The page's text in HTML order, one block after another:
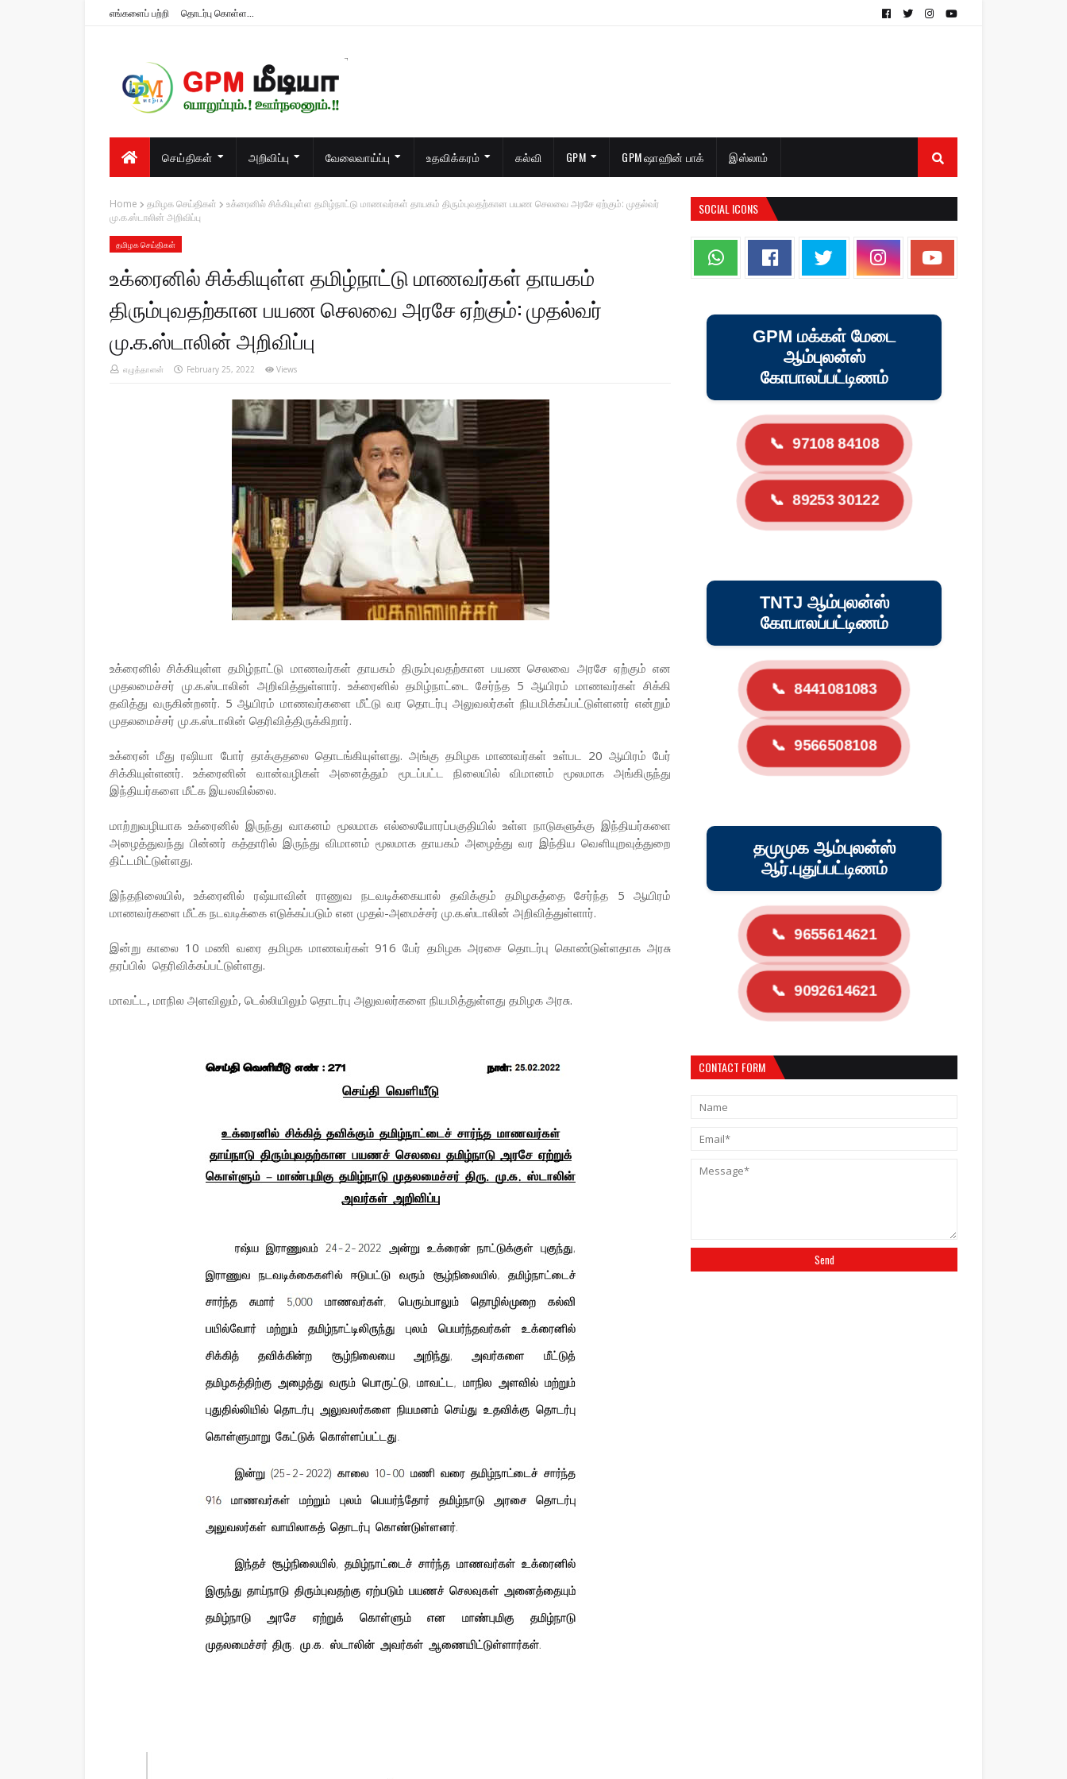
எங்களைப் பற்றி தொடர்பு கொள்ள...
செய்திகள்
அறிவிப்பு வேலைவாய்ப்பு உதவிக்கரம் கல்வி GPM GPM ஷாஹின் பாக் இஸ்லாம்
Home தமிழக செய்திகள்
உக்ரைனில் சிக்கியுள்ள தமிழ்நாட்டு மாணவர்கள் தாயகம் திரும்புவதற்கான பயண செலவை அரசே ஏற்கும்: முதல்வர்
மு.க.ஸ்டாலின் அறிவிப்பு
தமிழக செய்திகள்
உக்ரைனில் சிக்கியுள்ள தமிழ்நாட்டு மாணவர்கள் தாயகம்
திரும்புவதற்கான பயண செலவை அரசே ஏற்கும்: முதல்வர்
மு.க.ஸ்டாலின் அறிவிப்பு
எழுத்தாளன் February 25, 2022 Views
உக்ரைனில் சிக்கியுள்ள தமிழ்நாட்டு மாணவர்கள் தாயகம் திரும்புவதற்கான பயண செலவை அரசே ஏற்கும் என
முதலமைச்சர் மு.க.ஸ்டாலின் அறிவித்துள்ளார். உக்ரைனில் தமிழ்நாட்டை சேர்ந்த 5 ஆயிரம் மாணவர்கள் சிக்கி
தவித்து வருகின்றனர். 5 ஆயிரம் மாணவர்களை மீட்டு வர தொடர்பு அலுவலர்கள் நியமிக்கப்பட்டுள்ளனர் என்றும்
முதலமைச்சர் மு.க.ஸ்டாலின் தெரிவித்திருக்கிறார்.
உக்ரைன் மீது ரஷியா போர் தாக்குதலை தொடங்கியுள்ளது. அங்கு தமிழக மாணவர்கள் உள்பட 20 ஆயிரம் பேர்
சிக்கியுள்ளனர். உக்ரைனின் வான்வழிகள் அனைத்தும் மூடப்பட்ட நிலையில் விமானம் மூலமாக அங்கிருந்து
இந்தியர்களை மீட்க இயலவில்லை.
மாற்றுவழியாக உக்ரைனில் இருந்து வாகனம் மூலமாக எல்லையோரப்பகுதியில் உள்ள நாடுகளுக்கு இந்தியர்களை
அழைத்துவந்து பின்னர் கத்தாரில் இருந்து விமானம் மூலமாக தாயகம் அழைத்து வர இந்திய வெளியுறவுத்துறை
திட்டமிட்டுள்ளது.
இந்தநிலையில், உக்ரைனில் ரஷ்யாவின் ராணுவ நடவடிக்கையால் தவிக்கும் தமிழகத்தை சேர்ந்த 5 ஆயிரம்
மாணவர்களை மீட்க நடவடிக்கை எடுக்கப்படும் என முதல்-அமைச்சர் மு.க.ஸ்டாலின் அறிவித்துள்ளார்.
இன்று காலை 10 மணி வரை தமிழக மாணவர்கள் 916 பேர் தமிழக அரசை தொடர்பு கொண்டுள்ளதாக அரசு
தரப்பில் தெரிவிக்கப்பட்டுள்ளது.
மாவட்ட, மாநில அளவிலும், டெல்லியிலும் தொடர்பு அலுவலர்களை நியமித்துள்ளது தமிழக அரசு.
SOCIAL ICONS
GPM மக்கள் மேடை
ஆம்புலன்ஸ்
கோபாலப்பட்டிணம்
📞 97108 84108
📞 89253 30122
TNTJ ஆம்புலன்ஸ்
கோபாலப்பட்டிணம்
📞 8441081083
📞 9566508108
தமுமுக ஆம்புலன்ஸ்
ஆர்.புதுப்பட்டிணம்
📞 9655614621
📞 9092614621
CONTACT FORM